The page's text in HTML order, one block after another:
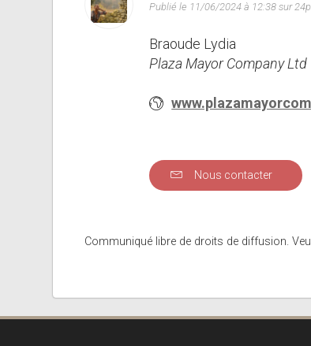
Publié le 11/06/2024 à 12:38 sur
Braoude Lydia
Plaza Mayor Company Ltd
Nous contacter
Communiqué libre de droits de diffusion.